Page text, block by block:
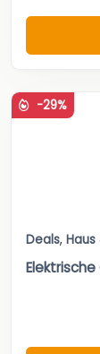
-29%
Deals,